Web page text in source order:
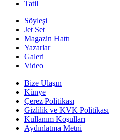
Tatil
Söyleşi
Jet Set
Magazin Hattı
Yazarlar
Galeri
Video
Bize Ulaşın
Künye
Çerez Politikası
Gizlilik ve KVK Politikası
Kullanım Koşulları
Aydınlatma Metni